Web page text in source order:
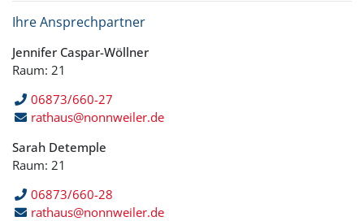
Ihre Ansprechpartner
Jennifer Caspar-Wöllner
Raum: 21
06873/660-27
rathaus@nonnweiler.de
Sarah Detemple
Raum: 21
06873/660-28
rathaus@nonnweiler.de